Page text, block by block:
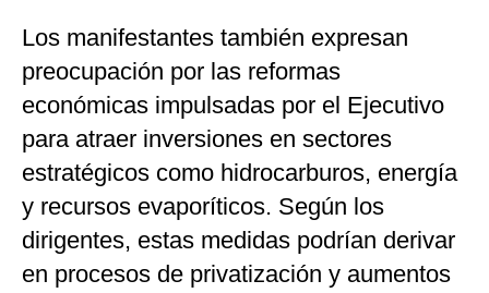
Los manifestantes también expresan
preocupación por las reformas
económicas impulsadas por el Ejecutivo
para atraer inversiones en sectores
estratégicos como hidrocarburos, energía
y recursos evaporíticos. Según los
dirigentes, estas medidas podrían derivar
en procesos de privatización y aumentos